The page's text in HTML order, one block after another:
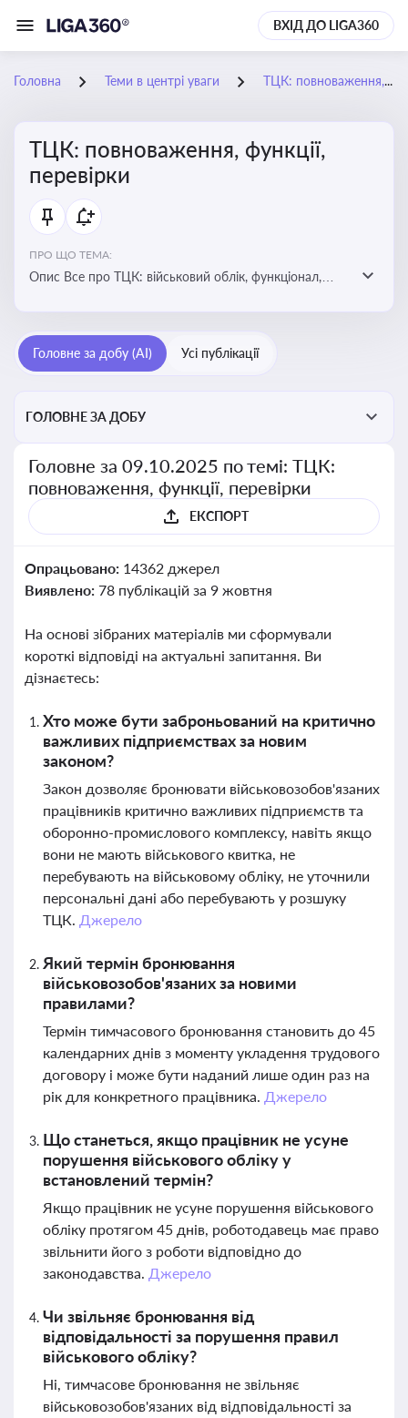
ВХІД ДО LIGA360
Головна Теми в центрі уваги ТЦК: повноваження, функції, перевірки
ТЦК: повноваження, функції,
перевірки
ПРО ЩО ТЕМА:
Опис Все про ТЦК: військовий облік, функціонал,
Головне за добу (AI) Усі публікації
ГОЛОВНЕ ЗА ДОБУ
Головне за 09.10.2025 по темі: ТЦК:
повноваження, функції, перевірки
ЕКСПОРТ
Опрацьовано: 14362 джерел
Виявлено: 78 публікацій за 9 жовтня
На основі зібраних матеріалів ми сформували
короткі відповіді на актуальні запитання. Ви
дізнаєтесь:
Хто може бути заброньований на критично
важливих підприємствах за новим
законом?
Закон дозволяє бронювати військовозобов'язаних
працівників критично важливих підприємств та
оборонно-промислового комплексу, навіть якщо
вони не мають військового квитка, не
перебувають на військовому обліку, не уточнили
персональні дані або перебувають у розшуку
ТЦК. Джерело
Який термін бронювання
військовозобов'язаних за новими
правилами?
Термін тимчасового бронювання становить до 45
календарних днів з моменту укладення трудового
договору і може бути наданий лише один раз на
рік для конкретного працівника. Джерело
Що станеться, якщо працівник не усуне
порушення військового обліку у
встановлений термін?
Якщо працівник не усуне порушення військового
обліку протягом 45 днів, роботодавець має право
звільнити його з роботи відповідно до
законодавства. Джерело
Чи звільняє бронювання від
відповідальності за порушення правил
військового обліку?
Ні, тимчасове бронювання не звільняє
військовозобов'язаних від відповідальності за